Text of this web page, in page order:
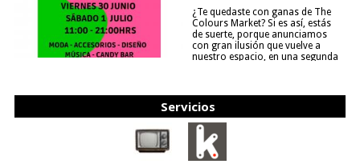
¿Te quedaste con ganas de The
Colours Market? Si es así, estás
de suerte, porque anunciamos
con gran ilusión que vuelve a
nuestro espacio, en una segunda
Servicios